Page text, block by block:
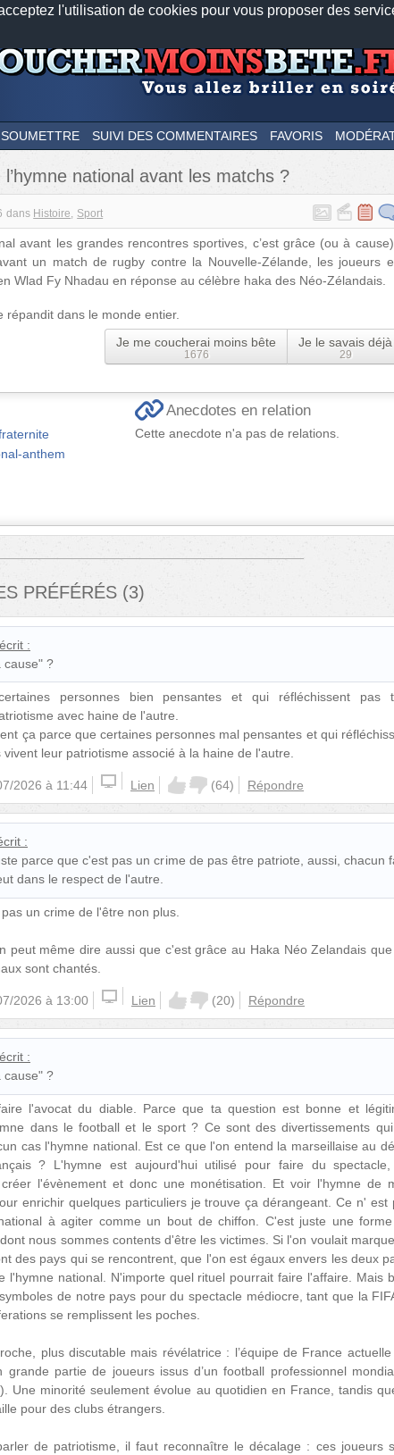
l'utilisation de cookies pour vous proposer des
Nos applications mobiles Newsletter
SOUMETTRE SUIVI DES COMMENTAIRES FAVORIS
national avant les matchs ?
dans Histoire Sport
avant les grandes rencontres sportives, c’est grâce (ou à
un match de rugby contre la Nouvelle-Zélande, les joueurs
Wlad Fy Nhadau en réponse au célèbre haka des Néo-Zélandais.
répandit dans le monde entier.
Je me coucherai moins bête
1676
Je le savais déjà
29
anthem
Anecdotes en relation
Cette anecdote n'a pas de relations.
PRÉFÉRÉS (3)
:
cause" ?
personnes bien pensantes et qui réfléchissent pas
avec haine de l'autre.
ça parce que certaines personnes mal pensantes et qui
leur patriotisme associé à la haine de l'autre.
2026 à 11:44 Lien (64) Répondre
:
parce que c'est pas un crime de pas être patriote, aussi, chacun
dans le respect de l'autre.
un crime de l'être non plus.
peut même dire aussi que c'est grâce au Haka Néo Zelandais
sont chantés.
2026 à 13:00 Lien (20) Répondre
:
cause" ?
l'avocat du diable. Parce que ta question est bonne et
dans le football et le sport ? Ce sont des divertissements
cas l'hymne national. Est ce que l'on entend la marseillaise au
? L'hymne est aujourd'hui utilisé pour faire du
créer l'évènement et donc une monétisation. Et voir l'hymne de
enrichir quelques particuliers je trouve ça dérangeant. Ce n' est
à agiter comme un bout de chiffon. C'est juste une
nous sommes contents d'être les victimes. Si l'on voulait
des pays qui se rencontrent, que l'on est égaux envers les deux
l'hymne national. N'importe quel rituel pourrait faire l'affaire. Mais
de notre pays pour du spectacle médiocre, tant que la
se remplissent les poches.
plus discutable mais révélatrice : l’équipe de France
grande partie de joueurs issus d’un football professionnel
Une minorité seulement évolue au quotidien en France, tandis
pour des clubs étrangers.
de patriotisme, il faut reconnaître le décalage : ces joueurs